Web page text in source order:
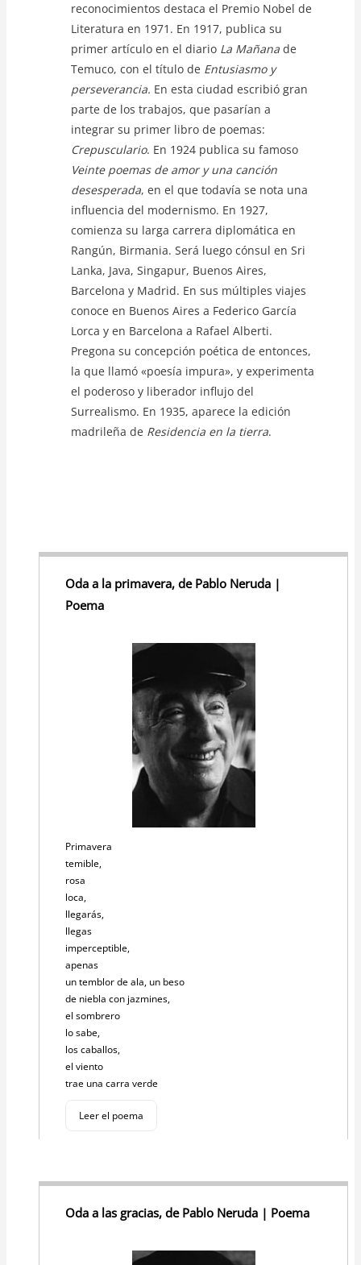
reconocimientos destaca el Premio Nobel de
Literatura en 1971. En 1917, publica su
primer artículo en el diario La Mañana de
Temuco, con el título de Entusiasmo y
perseverancia. En esta ciudad escribió gran
parte de los trabajos, que pasarían a
integrar su primer libro de poemas:
Crepusculario. En 1924 publica su famoso
Veinte poemas de amor y una canción
desesperada, en el que todavía se nota una
influencia del modernismo. En 1927,
comienza su larga carrera diplomática en
Rangún, Birmania. Será luego cónsul en Sri
Lanka, Java, Singapur, Buenos Aires,
Barcelona y Madrid. En sus múltiples viajes
conoce en Buenos Aires a Federico García
Lorca y en Barcelona a Rafael Alberti.
Pregona su concepción poética de entonces,
la que llamó «poesía impura», y experimenta
el poderoso y liberador influjo del
Surrealismo. En 1935, aparece la edición
madrileña de Residencia en la tierra.
Oda a la primavera, de Pablo Neruda |
Poema
Primavera
temible,
rosa
loca,
llegarás,
llegas
imperceptible,
apenas
un temblor de ala, un beso
de niebla con jazmines,
el sombrero
lo sabe,
los caballos,
el viento
trae una carra verde
Leer el poema
Oda a las gracias, de Pablo Neruda | Poema